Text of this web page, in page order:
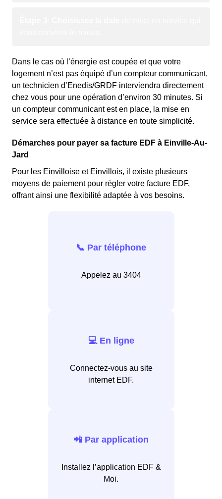
Dans le cas où l’énergie est coupée et que votre
logement n’est pas équipé d’un compteur communicant,
un technicien d’Enedis/GRDF interviendra directement
chez vous pour une opération d’environ 30 minutes. Si
un compteur communicant est en place, la mise en
service sera effectuée à distance en toute simplicité.
Démarches pour payer sa facture EDF à Einville-Au-
Jard
Pour les Einvilloise et Einvillois, il existe plusieurs
moyens de paiement pour régler votre facture EDF,
offrant ainsi une flexibilité adaptée à vos besoins.
📞 Par téléphone
Appelez au 3404
💻 En ligne
Connectez-vous au site
internet EDF.
📲 Par application
Installez l’application EDF &
Moi.